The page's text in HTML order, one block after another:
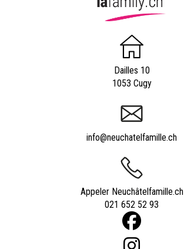
Dailles 10
1053 Cugy
info@neuchatelfamille.ch
Appeler Neuchâtelfamille.ch
021 652 52 93